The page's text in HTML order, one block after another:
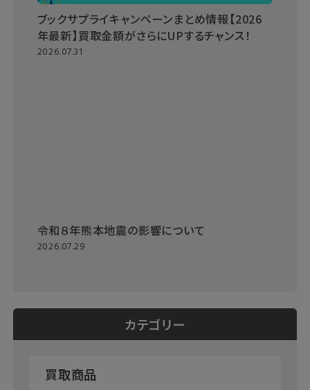
ブックサプライキャンペーンまとめ情報【2026
年最新】買取金額がさらにUPするチャンス！
2026.07.31
令和８年熊本地震の影響について
2026.07.29
カテゴリー
買取商品